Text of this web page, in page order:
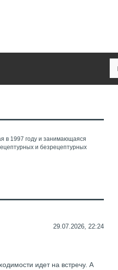
в 1997 году и занимающаяся
и безрецептурных
29.07.2026, 22:24
идет на встречу. А